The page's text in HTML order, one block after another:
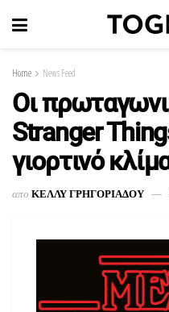
Home News Feed
Οι
Stranger
γιορτινό
απο ΚΕΛΛΥ ΓΡΗΓΟΡΙΑΔΟΥ